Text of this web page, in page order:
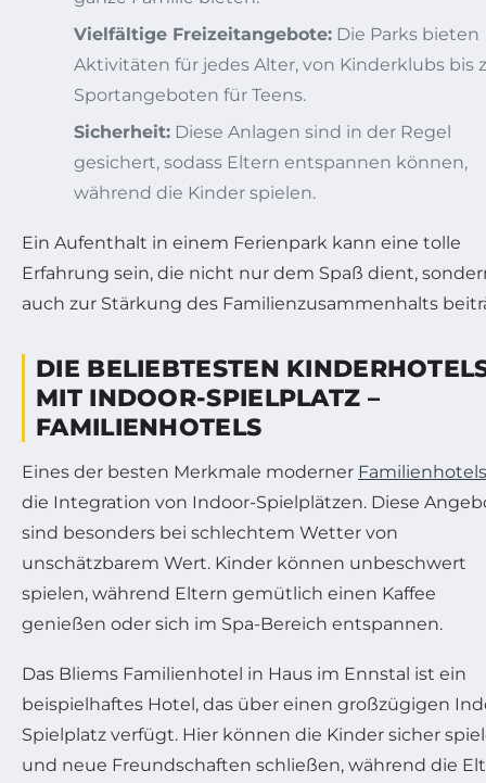
Vielfältige Freizeitangebote: Die Parks bieten
Aktivitäten für jedes Alter, von Kinderklubs bis
Sportangeboten für Teens.
Sicherheit: Diese Anlagen sind in der Regel
gesichert, sodass Eltern entspannen können,
während die Kinder spielen.
Ein Aufenthalt in einem Ferienpark kann eine tolle
Erfahrung sein, die nicht nur dem Spaß dient,
auch zur Stärkung des Familienzusammenhalts
DIE BELIEBTESTEN
MIT INDOOR-SPIELPLATZ –
FAMILIENHOTELS
Eines der besten Merkmale moderner Familienhotels
die Integration von Indoor-Spielplätzen. Diese
sind besonders bei schlechtem Wetter von
unschätzbarem Wert. Kinder können unbeschwert
spielen, während Eltern gemütlich einen Kaffee
genießen oder sich im Spa-Bereich entspannen.
Das Bliems Familienhotel in Haus im Ennstal ist ein
beispielhaftes Hotel, das über einen großzügigen
Spielplatz verfügt. Hier können die Kinder sicher
und neue Freundschaften schließen, während die